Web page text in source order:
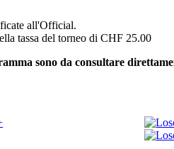
all'Official.
tassa del torneo di CHF 25.00
sono da consultare